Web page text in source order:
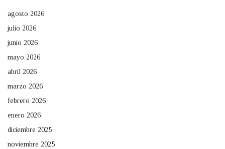
agosto 2026
julio 2026
junio 2026
mayo 2026
abril 2026
marzo 2026
febrero 2026
enero 2026
diciembre 2025
noviembre 2025